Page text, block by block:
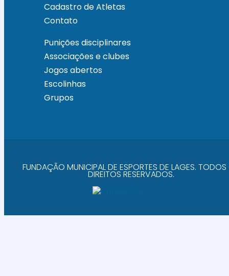
Cadastro de Atletas
Contato
Punições disciplinares
Associações e clubes
Jogos abertos
Escolinhas
Grupos
FUNDAÇÃO MUNICIPAL DE ESPORTES DE LAGES.
DIREITOS RESERVADOS.